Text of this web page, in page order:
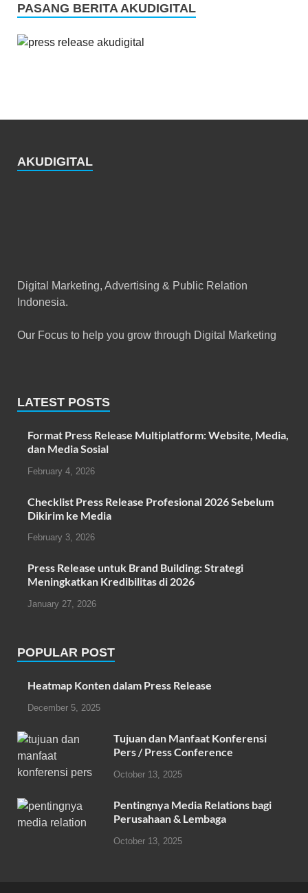
PASANG BERITA AKUDIGITAL
AKUDIGITAL
Digital Marketing, Advertising & Public Relation
Indonesia.
Our Focus to help you grow through Digital Marketing
LATEST POSTS
Format Press Release Multiplatform: Website, Media,
dan Media Sosial
February 4, 2026
Checklist Press Release Profesional 2026 Sebelum
Dikirim ke Media
February 3, 2026
Press Release untuk Brand Building: Strategi
Meningkatkan Kredibilitas di 2026
January 27, 2026
POPULAR POST
Heatmap Konten dalam Press Release
December 5, 2025
Tujuan dan Manfaat Konferensi
Pers / Press Conference
October 13, 2025
Pentingnya Media Relations bagi
Perusahaan & Lembaga
October 13, 2025